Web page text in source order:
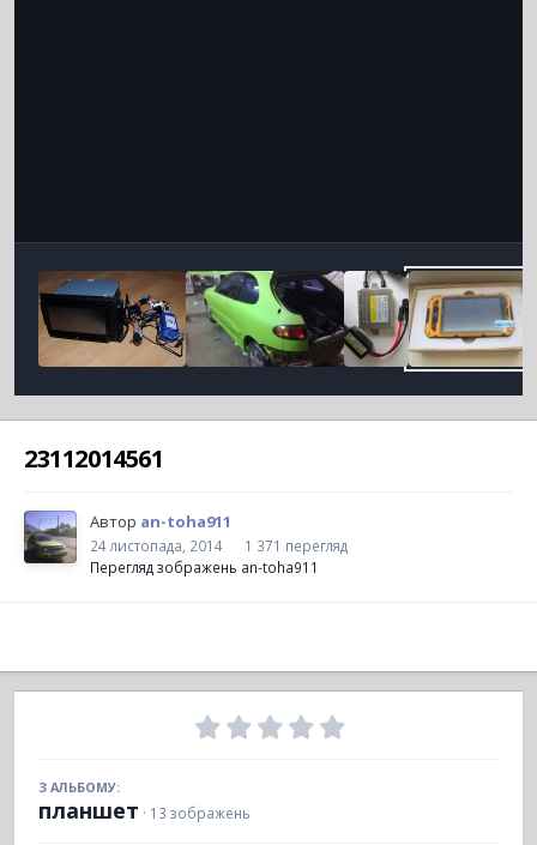
23112014561
Автор an-toha911
24 листопада, 2014
1 371 перегляд
Перегляд зображень an-toha911
З АЛЬБОМУ:
планшет · 13 зображень